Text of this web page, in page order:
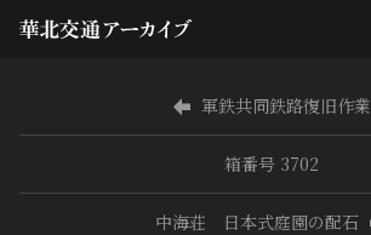
軍鉄共同鉄路復旧作業
箱番号 3702
中海荘 日本式庭園の配石